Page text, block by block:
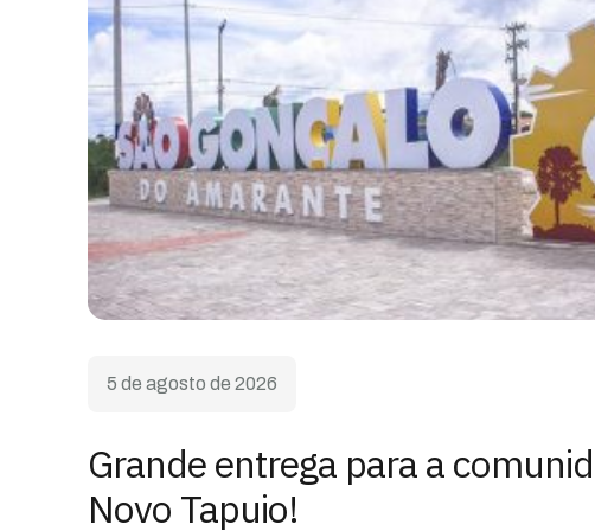
5 de agosto de 2026
Grande entrega para a
Novo Tapuio!